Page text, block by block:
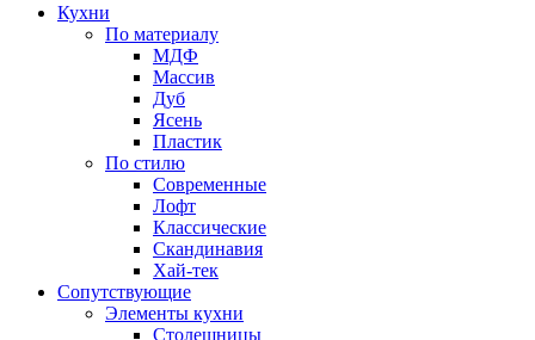
Кухни
По материалу
МДФ
Массив
Дуб
Ясень
Пластик
По стилю
Современные
Лофт
Классические
Скандинавия
Хай-тек
Сопутствующие
Элементы кухни
Столешницы